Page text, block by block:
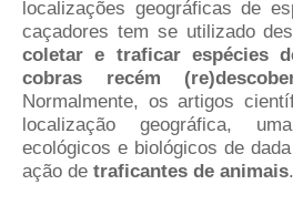
localizações geográficas de
caçadores tem se utilizado
coletar e traficar espécies
cobras recém
Normalmente, os artigos
localização geográfica,
ecológicos e biológicos de
ação de traficantes de animais.